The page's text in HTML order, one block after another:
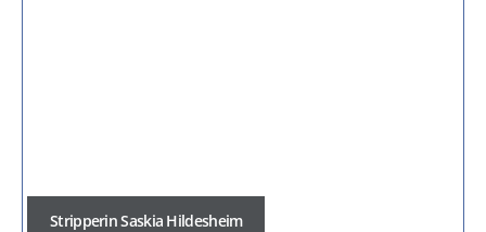
Stripperin Saskia Hildesheim